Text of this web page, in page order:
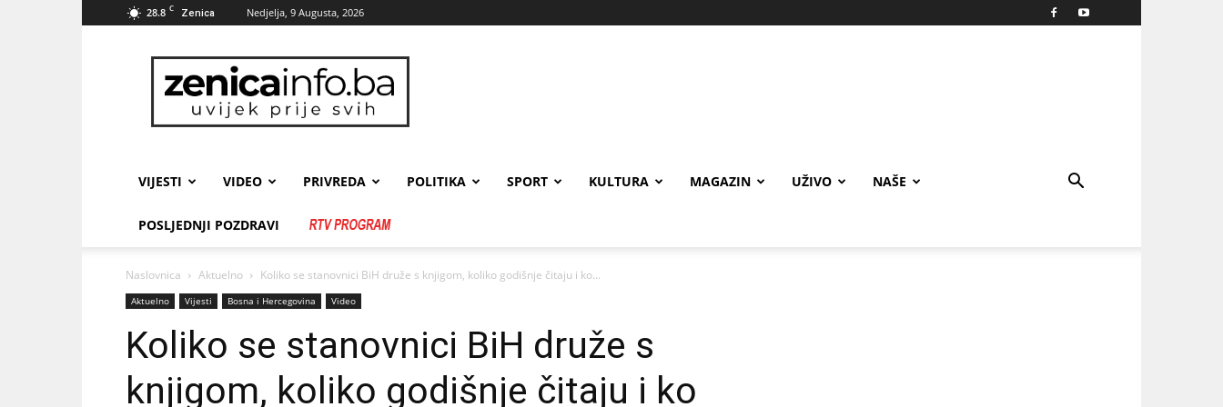
28.8 C Zenica Nedjelja, 9 Augusta, 2026
zenicainfo.ba
VIJESTI VIDEO PRIVREDA POLITIKA SPORT KULTURA MAGAZIN UŽIVO NAŠE
POSLJEDNJI POZDRAVI
Naslovnica Aktuelno Koliko se stanovnici BiH druže s knjigom, koliko godišnje čitaju i ko...
Aktuelno Vijesti Bosna i Hercegovina Video
Koliko se stanovnici BiH druže s
knjigom, koliko godišnje čitaju i ko